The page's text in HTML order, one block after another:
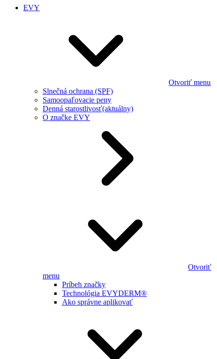
EVY
Otvoriť menu
Slnečná ochrana (SPF)
Samoopaľovacie peny
Denná starostlivosť(aktuálny)
O značke EVY
Otvoriť
menu
Príbeh značky
Technológia EVYDERM®
Ako správne aplikovať